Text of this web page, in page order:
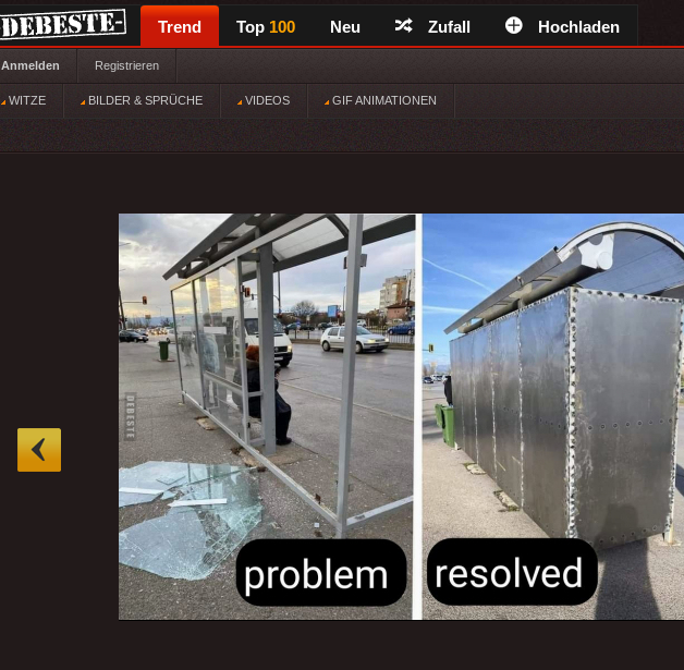
Trend Top 100 Neu Zufall Hochladen
Anmelden Registrieren
WITZE BILDER & SPRÜCHE VIDEOS GIF ANIMATIONEN